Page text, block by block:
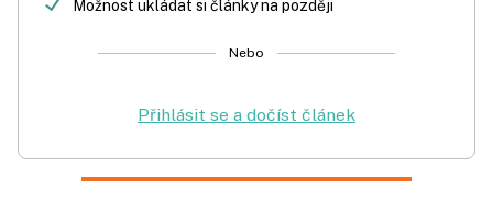
Možnost ukládat si články na později
Nebo
Přihlásit se a dočíst článek